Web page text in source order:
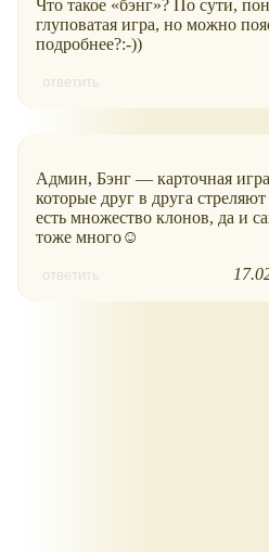
Что такое
бэнг ? По сути,
глуповатая игра, но можно
подробнее?:-))
ответить
Админ, Бэнг — карточная
которые друг в друга
есть множество клонов, да и
тоже много☺
ответить